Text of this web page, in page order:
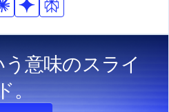
なデザイン基準を維持しま
意味のスライ
。